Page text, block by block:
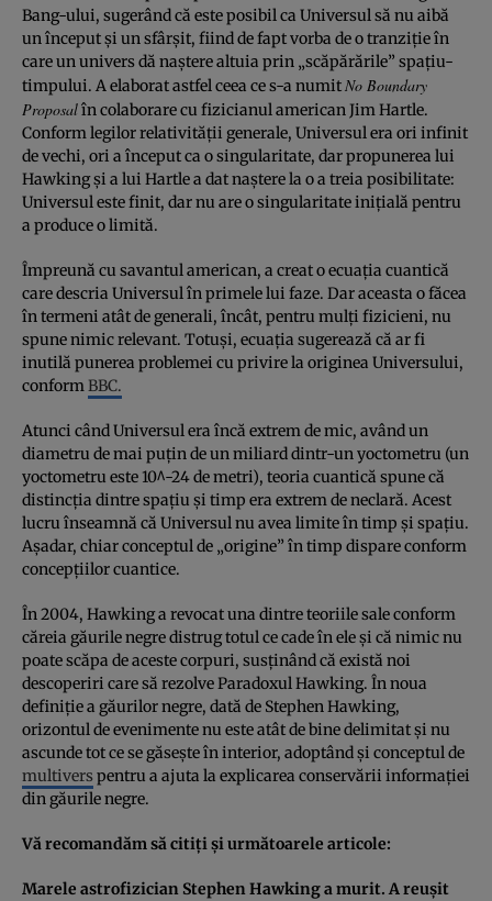
Bang-ului, sugerând că este posibil ca Universul să nu aibă
un început şi un sfârşit, fiind de fapt vorba de o tranziţie în
care un univers dă naştere altuia prin „scăpărările” spaţiu-
timpului. A elaborat astfel ceea ce s-a numitNo Boundary
Proposalîn colaborare cu fizicianul american Jim Hartle.
Conform legilor relativităţii generale, Universul era ori infinit
de vechi, ori a început ca o singularitate, dar propunerea lui
Hawking şi a lui Hartle a dat naştere la o a treia posibilitate:
Universul este finit, dar nu are o singularitate iniţială pentru
a produce o limită.
Împreună cu savantul american, a creat o ecuaţia cuantică
care descria Universul în primele lui faze. Dar aceasta o făcea
în termeni atât de generali, încât, pentru mulţi fizicieni, nu
spune nimic relevant. Totuşi, ecuaţia sugerează că ar fi
inutilă punerea problemei cu privire la originea Universului,
conformBBC.
Atunci când Universul era încă extrem de mic, având un
diametru de mai puţin de un miliard dintr-un yoctometru (un
yoctometru este 10^-24 de metri), teoria cuantică spune că
distincţia dintre spaţiu şi timp era extrem de neclară. Acest
lucru înseamnă că Universul nu avea limite în timp şi spaţiu.
Aşadar, chiar conceptul de „origine” în timp dispare conform
concepţiilor cuantice.
În 2004, Hawking a revocat una dintre teoriile sale conform
căreia găurile negre distrug totul ce cade în ele şi că nimic nu
poate scăpa de aceste corpuri, susţinând că există noi
descoperiri care să rezolve Paradoxul Hawking. În noua
definiţie a găurilor negre, dată de Stephen Hawking,
orizontul de evenimente nu este atât de bine delimitat şi nu
ascunde tot ce se găseşte în interior, adoptând şi conceptul de
multivers pentru a ajuta la explicarea conservării informaţiei
din găurile negre.
Vă recomandăm să citiţi şi următoarele articole:
Marele astrofizician Stephen Hawking a murit. A reuşit